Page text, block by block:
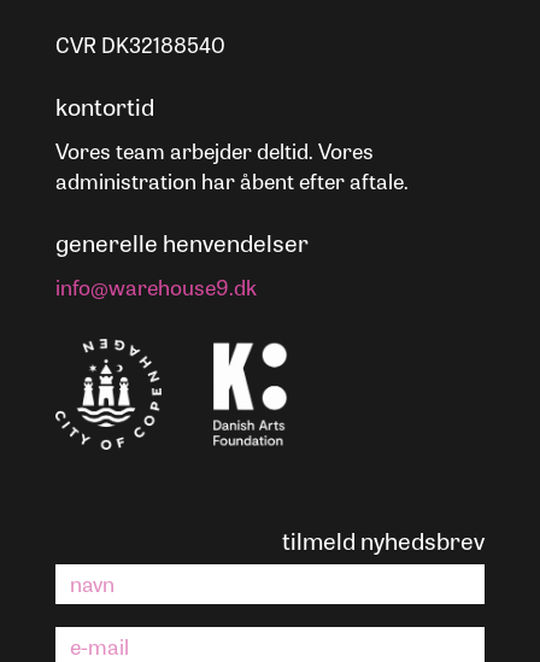
CVR DK32188540
kontortid
Vores team arbejder deltid. Vores
administration har åbent efter aftale.
generelle henvendelser
info@warehouse9.dk
tilmeld nyhedsbrev